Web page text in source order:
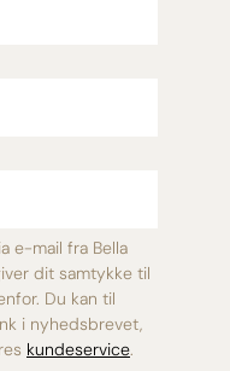
e-mail fra Bella
dit samtykke til
Du kan til
i nyhedsbrevet,
kundeservice.